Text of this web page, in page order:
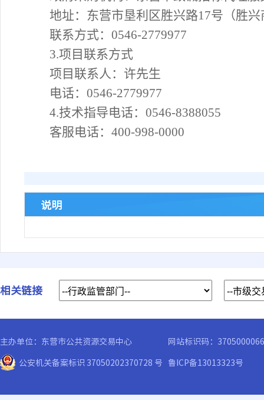
地址： 东营市垦利区胜兴路17号（胜
联系方式： 0546-2779977
3.项目联系方式
项目联系人： 许先生
电话： 0546-2779977
4.技术指导电话： 0546-8388055
客服电话： 400-998-0000
说明
相关链接
主办单位：东营市公共资源交易中心
网站标识码：3705000066
公安机关备案标识 37050202370728 号 鲁ICP备13013323号